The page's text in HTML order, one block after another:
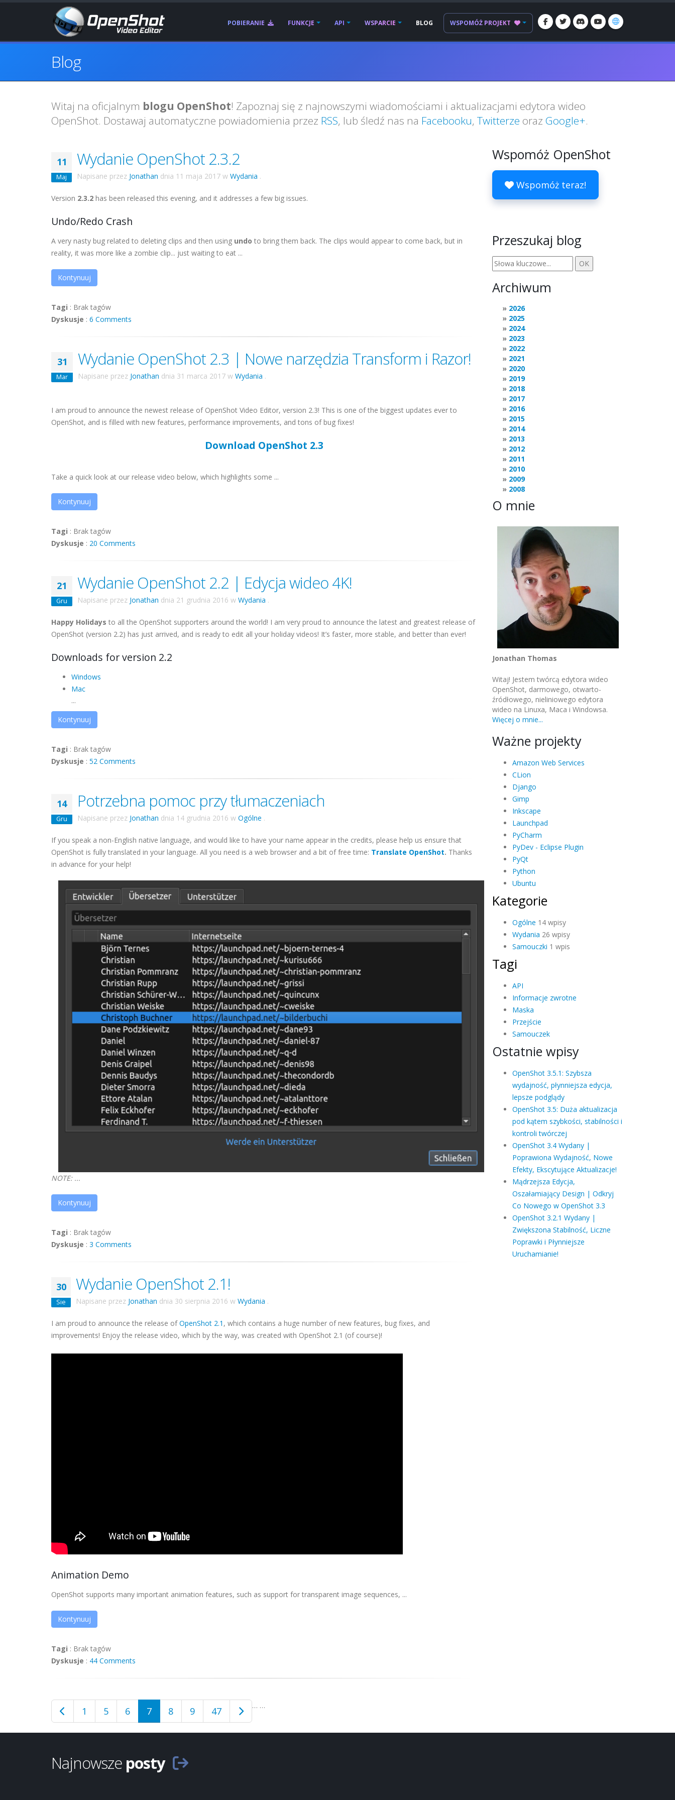
POBIERANIE FUNKCJE API WSPARCIE BLOG WSPOMÓŻ PROJEKT
Blog
Witaj na oficjalnym blogu OpenShot! Zapoznaj się z najnowszymi wiadomościami i aktualizacjami edytora wideo
OpenShot. Dostawaj automatyczne powiadomienia przez RSS, lub śledź nas na Facebooku, Twitterze oraz Google+.
11
Maj
Wydanie OpenShot 2.3.2
Napisane przez Jonathan dnia 11 maja 2017 w Wydania .
Version 2.3.2 has been released this evening, and it addresses a few big issues.
Undo/Redo Crash
A very nasty bug related to deleting clips and then using undo to bring them back. The clips would appear to come back, but in
reality, it was more like a zombie clip... just waiting to eat ...
Kontynuuj
Tagi : Brak tagów
Dyskusje : 6 Comments
31
Mar
Wydanie OpenShot 2.3 | Nowe narzędzia Transform i Razor!
Napisane przez Jonathan dnia 31 marca 2017 w Wydania .
I am proud to announce the newest release of OpenShot Video Editor, version 2.3! This is one of the biggest updates ever to
OpenShot, and is filled with new features, performance improvements, and tons of bug fixes!
Download OpenShot 2.3
Take a quick look at our release video below, which highlights some ...
Kontynuuj
Tagi : Brak tagów
Dyskusje : 20 Comments
21
Gru
Wydanie OpenShot 2.2 | Edycja wideo 4K!
Napisane przez Jonathan dnia 21 grudnia 2016 w Wydania .
Happy Holidays to all the OpenShot supporters around the world! I am very proud to announce the latest and greatest release of
OpenShot (version 2.2) has just arrived, and is ready to edit all your holiday videos! It’s faster, more stable, and better than ever!
Downloads for version 2.2
Windows
Mac
...
Kontynuuj
Tagi : Brak tagów
Dyskusje : 52 Comments
14
Gru
Potrzebna pomoc przy tłumaczeniach
Napisane przez Jonathan dnia 14 grudnia 2016 w Ogólne .
If you speak a non-English native language, and would like to have your name appear in the credits, please help us ensure that
OpenShot is fully translated in your language. All you need is a web browser and a bit of free time: Translate OpenShot. Thanks
in advance for your help!
NOTE: ...
Kontynuuj
Tagi : Brak tagów
Dyskusje : 3 Comments
30
Sie
Wydanie OpenShot 2.1!
Napisane przez Jonathan dnia 30 sierpnia 2016 w Wydania .
I am proud to announce the release ofOpenShot 2.1 , which contains a huge number of new features, bug fixes, and
improvements! Enjoy the release video, which by the way, was created with OpenShot 2.1 (of course)!
Animation Demo
OpenShot supports many important animation features, such as support for transparent image sequences, ...
Kontynuuj
Tagi : Brak tagów
Dyskusje : 44 Comments
1 …
5 6 7 8 9 …
47
Wspomóż OpenShot
Wspomóż teraz!
Przeszukaj blog
Archiwum
2026
2025
2024
2023
2022
2021
2020
2019
2018
2017
2016
2015
2014
2013
2012
2011
2010
2009
2008
O mnie
Jonathan Thomas
Witaj! Jestem twórcą edytora wideo
OpenShot, darmowego, otwarto-
źródłowego, nieliniowego edytora
wideo na Linuxa, Maca i Windowsa.
Więcej o mnie...
Ważne projekty
Amazon Web Services
CLion
Django
Gimp
Inkscape
Launchpad
PyCharm
PyDev - Eclipse Plugin
PyQt
Python
Ubuntu
Kategorie
Ogólne 14 wpisy
Wydania 26 wpisy
Samouczki 1 wpis
Tagi
API
Informacje zwrotne
Maska
Przejście
Samouczek
Ostatnie wpisy
OpenShot 3.5.1: Szybsza
wydajność, płynniejsza edycja,
lepsze podglądy
OpenShot 3.5: Duża aktualizacja
pod kątem szybkości, stabilności i
kontroli twórczej
OpenShot 3.4 Wydany |
Poprawiona Wydajność, Nowe
Efekty, Ekscytujące Aktualizacje!
Mądrzejsza Edycja,
Oszałamiający Design | Odkryj
Co Nowego w OpenShot 3.3
OpenShot 3.2.1 Wydany |
Zwiększona Stabilność, Liczne
Poprawki i Płynniejsze
Uruchamianie!
Najnowsze posty